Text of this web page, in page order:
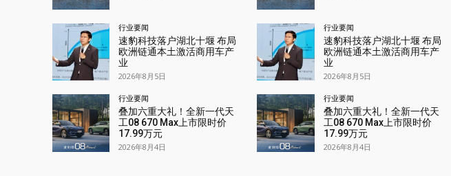
行业要闻
速豹科技落户湖北十堰 布局
欧洲链通本土激活商用车产
业
2026年8月5日
行业要闻
叠加六重大礼！全新一代天
工08 670 Max上市限时价
17.99万元
2026年8月4日
行业要闻
速豹科技落户湖北十堰 布局
欧洲链通本土激活商用车产
业
2026年8月5日
行业要闻
叠加六重大礼！全新一代天
工08 670 Max上市限时价
17.99万元
2026年8月4日